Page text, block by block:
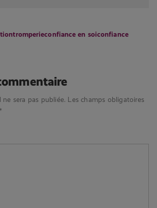
tromperieconfiance en soiconfiance
ne sera pas publiée. Les champs obligatoires